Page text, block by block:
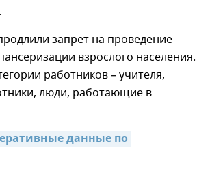
запрет на проведение
взрослого населения.
работников – учителя,
люди, работающие в
данные по